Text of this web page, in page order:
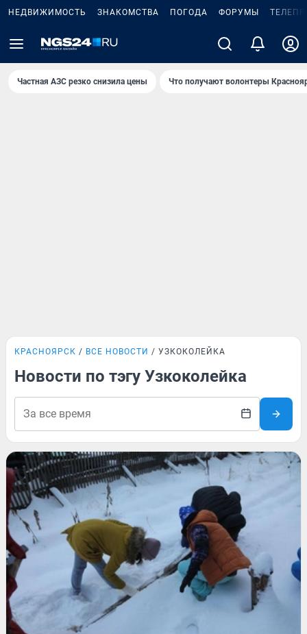
НЕДВИЖИМОСТЬ ЗНАКОМСТВА ПОГОДА ФОРУМЫ
Частная АЗС резко снизила цены Что получают волонтеры
КРАСНОЯРСК ВСЕ НОВОСТИ УЗКОКОЛЕЙКА
Новости по тэгу Узкоколейка